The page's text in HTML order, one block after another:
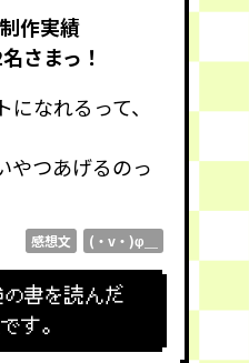
作実績
名さまっ！
なれるって、
やつあげるのっ
感想文 (・v・)φ＿
書を読んだ
す。